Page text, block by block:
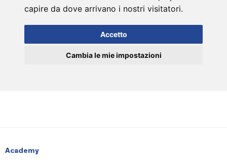
capire da dove arrivano i nostri visitatori.
Accetto
Cambia le mie impostazioni
Academy